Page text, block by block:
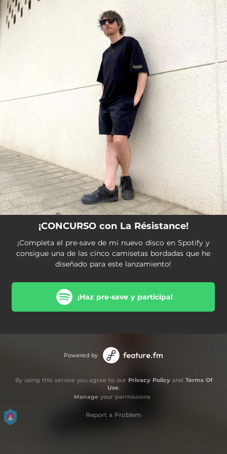
You're all set!
¡CONCURSO con La Résistance!
¡Completa el pre-save de mi nuevo disco en Spotify y
consigue una de las cinco camisetas bordadas que he
diseñado para este lanzamiento!
¡Haz pre-save y participa!
Powered by
By using this service you agree to our Privacy Policyand Terms Of
Use.
Manageyour permissions
Report a Problem